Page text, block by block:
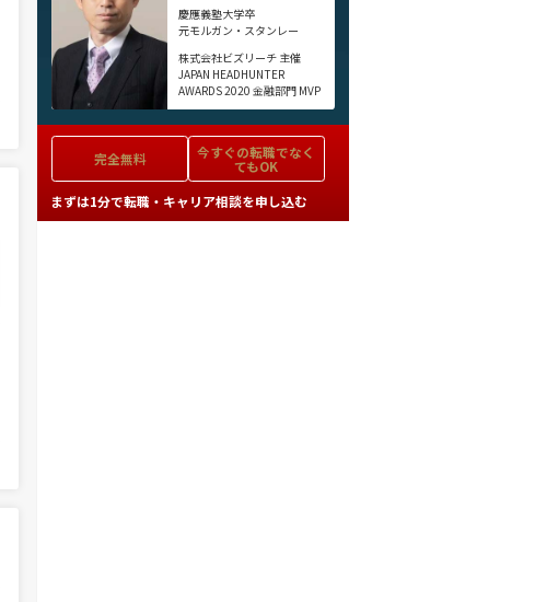
慶應義塾大学卒
元モルガン・スタンレー
株式会社ビズリーチ 主催
JAPAN HEADHUNTER
AWARDS 2020 金融部門 MVP
完全無料 今すぐの転職でなく
てもOK
まずは1分で転職・キャリア相談を申し込む